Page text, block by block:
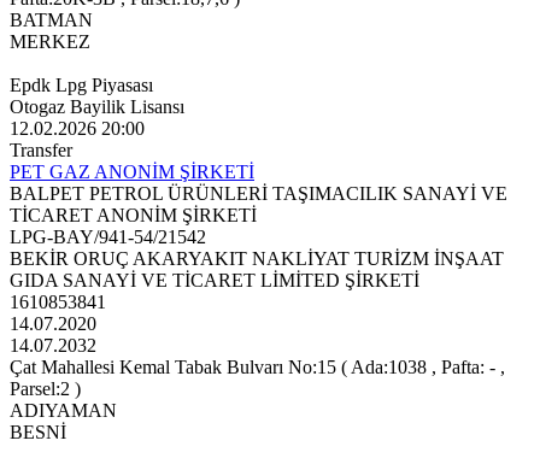
BATMAN
MERKEZ
Epdk Lpg Piyasası
Otogaz Bayilik Lisansı
12.02.2026 20:00
Transfer
PET GAZ ANONİM ŞİRKETİ
BALPET PETROL ÜRÜNLERİ TAŞIMACILIK SANAYİ VE
TİCARET ANONİM ŞİRKETİ
LPG-BAY/941-54/21542
BEKİR ORUÇ AKARYAKIT NAKLİYAT TURİZM İNŞAAT
GIDA SANAYİ VE TİCARET LİMİTED ŞİRKETİ
1610853841
14.07.2020
14.07.2032
Çat Mahallesi Kemal Tabak Bulvarı No:15 ( Ada:1038 , Pafta: - ,
Parsel:2 )
ADIYAMAN
BESNİ